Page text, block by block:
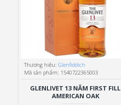
Thương hiệu: Glenfiddich
Mã sản phẩm: 1540722365003
GLENLIVET 13 NĂM FIRST FILL
AMERICAN OAK